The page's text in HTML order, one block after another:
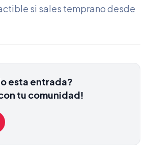
si sales temprano desde
esta entrada?
tu comunidad!